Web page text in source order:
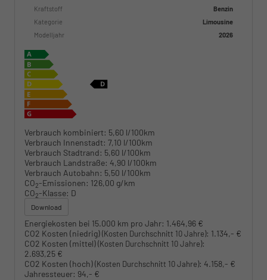
Kraftstoff
Benzin
Kategorie
Limousine
Modelljahr
2026
Verbrauch kombiniert: 5,60 l/100km
Verbrauch Innenstadt: 7,10 l/100km
Verbrauch Stadtrand: 5,60 l/100km
Verbrauch Landstraße: 4,90 l/100km
Verbrauch Autobahn: 5,50 l/100km
CO2-Emissionen: 126,00 g/km
CO2-Klasse: D
Download
Energiekosten bei 15.000 km pro Jahr: 1.464,96 €
CO2 Kosten (niedrig)(Kosten Durchschnitt 10 Jahre): 1.134,- €
CO2 Kosten (mittel)(Kosten Durchschnitt 10 Jahre):
2.693,25 €
CO2 Kosten (hoch)(Kosten Durchschnitt 10 Jahre): 4.158,- €
Jahressteuer: 94,- €